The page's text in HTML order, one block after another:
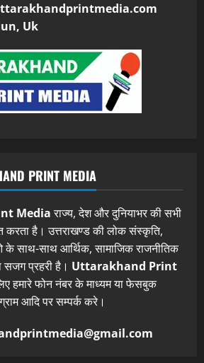
Uk
PRINT MEDIA
Mediaराज्य, देश और दुनियाभर की सभी
करता है। उत्तराखण्ड की लोक संस्कृति,
के साथ-साथ आर्थिक, सामाजिक राजनीतिक
सजग प्रहरी है। Uttarakhand Print
हमारे फोन नंबर के माध्यम या फेसबुक
आदि पर सम्पर्क करे।